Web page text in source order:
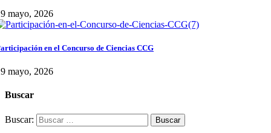
mayo, 2026
en el Concurso de Ciencias CCG
mayo, 2026
Buscar
Buscar: